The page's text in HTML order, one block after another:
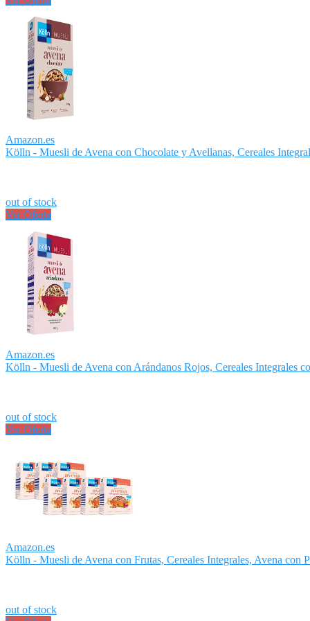
Amazon.es
Kölln - Muesli de Avena con Chocolate y Avellanas, Cereales
out of stock
Ver Oferta
Amazon.es
Kölln - Muesli de Avena con Arándanos Rojos, Cereales Integrales
out of stock
Ver Oferta
Amazon.es
Kölln - Muesli de Avena con Frutas, Cereales Integrales, Avena con
out of stock